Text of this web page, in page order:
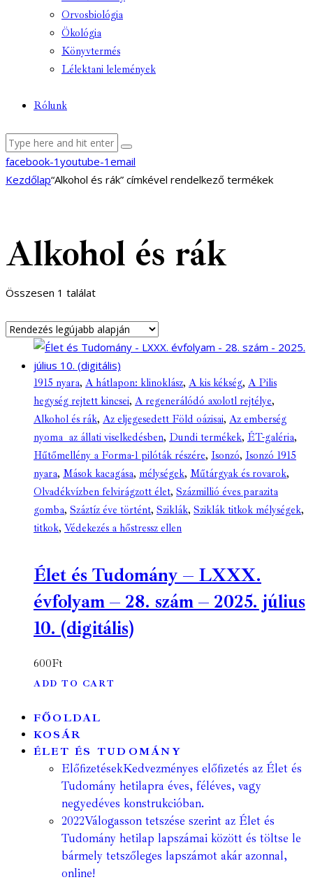
Orvosbiológia
Ökológia
Könyvtermés
Lélektani lelemények
Rólunk
facebook-1 youtube-1 email
Kezdőlap“Alkohol és rák” címkével rendelkező termékek
Alkohol és rák
Összesen 1 találat
1915 nyara, A hátlapon: klinoklász, A kis kékség, A Pilis
hegység rejtett kincsei, A regenerálódó axolotl rejtélye,
Alkohol és rák, Az eljegesedett Föld oázisai, Az emberség
nyoma az állati viselkedésben, Dundi termékek, ÉT-galéria,
Hűtőmellény a Forma-1 pilóták részére, Isonzó, Isonzó 1915
nyara, Mások kacagása, mélységek, Műtárgyak és rovarok,
Olvadékvízben felvirágzott élet, Százmillió éves parazita
gomba, Száztíz éve történt, Sziklák, Sziklák titkok mélységek,
titkok, Védekezés a hőstressz ellen
Élet és Tudomány – LXXX.
évfolyam – 28. szám – 2025. július
10. (digitális)
600Ft
ADD TO CART
FŐOLDAL
KOSÁR
ÉLET ÉS TUDOMÁNY
ElőfizetésekKedvezményes előfizetés az Élet és
Tudomány hetilapra éves, féléves, vagy
negyedéves konstrukcióban.
2022Válogasson tetszése szerint az Élet és
Tudomány hetilap lapszámai között és töltse le
bármely tetszőleges lapszámot akár azonnal,
online!